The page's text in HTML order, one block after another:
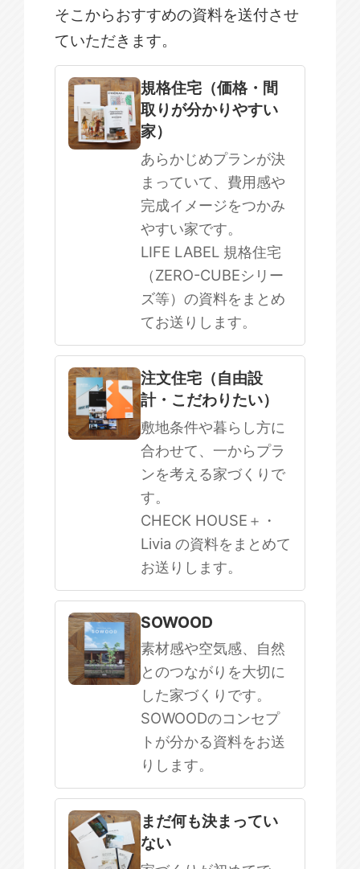
そこからおすすめの資料を送付させ
ていただきます。
規格住宅
注文住宅
SOWOOD
まだ何も決まっていない
規格住宅（価格・間
取りが分かりやすい
家）
あらかじめプランが決
まっていて、費用感や
完成イメージをつかみ
やすい家です。
LIFE LABEL 規格住宅
（ZERO-CUBEシリー
ズ等）の資料をまとめ
てお送りします。
注文住宅（自由設
計・こだわりたい）
敷地条件や暮らし方に
合わせて、一からプラ
ンを考える家づくりで
す。
CHECK HOUSE＋・
Livia の資料をまとめて
お送りします。
SOWOOD
素材感や空気感、自然
とのつながりを大切に
した家づくりです。
SOWOODのコンセプ
トが分かる資料をお送
りします。
まだ何も決まってい
ない